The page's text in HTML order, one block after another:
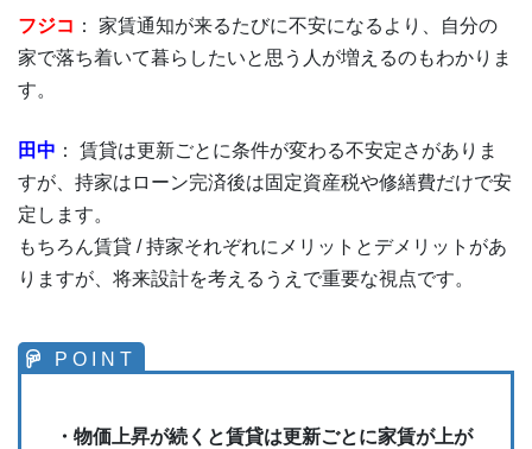
フジコ ： 家賃通知が来るたびに不安になるより、自分の
家で落ち着いて暮らしたいと思う人が増えるのもわかりま
す。
田中 ： 賃貸は更新ごとに条件が変わる不安定さがありま
すが、持家はローン完済後は固定資産税や修繕費だけで安
定します。
もちろん賃貸 / 持家それぞれにメリットとデメリットがあ
りますが、将来設計を考えるうえで重要な視点です。
・物価上昇が続くと賃貸は更新ごとに家賃が上が